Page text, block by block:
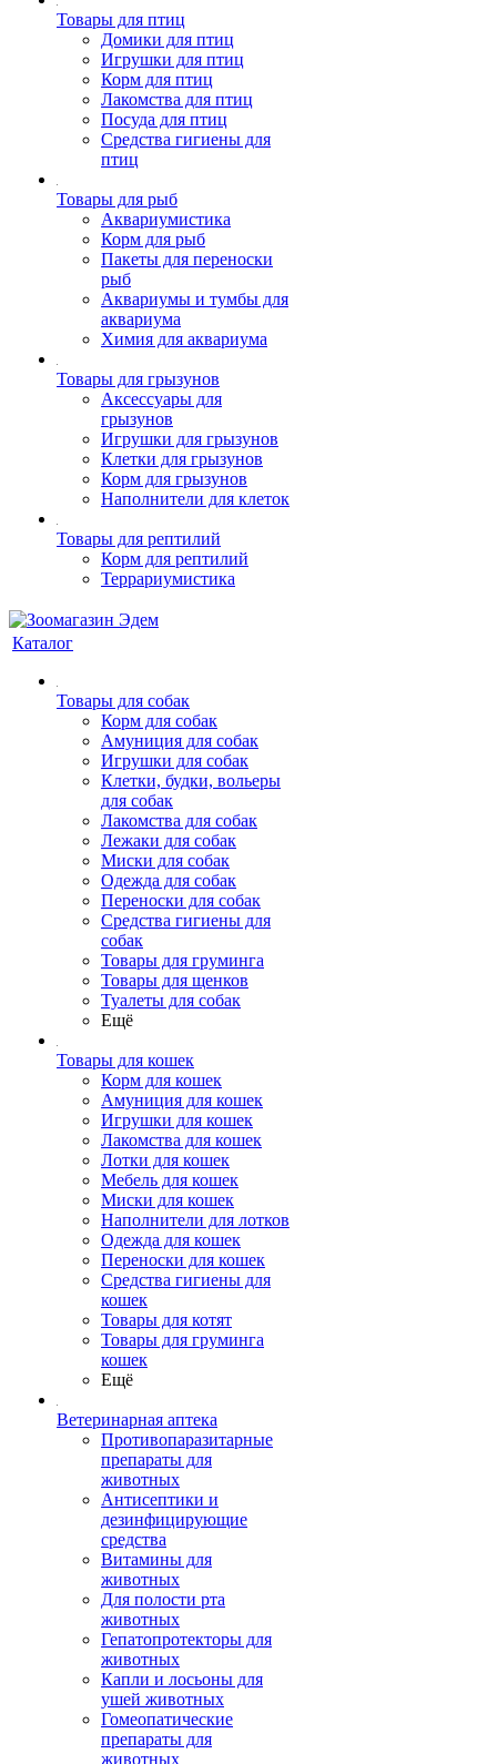
Товары для птиц
Домики для птиц
Игрушки для птиц
Корм для птиц
Лакомства для птиц
Посуда для птиц
Средства гигиены для
птиц
Товары для рыб
Аквариумистика
Корм для рыб
Пакеты для переноски
рыб
Аквариумы и тумбы для
аквариума
Химия для аквариума
Товары для грызунов
Аксессуары для
грызунов
Игрушки для грызунов
Клетки для грызунов
Корм для грызунов
Наполнители для клеток
Товары для рептилий
Корм для рептилий
Террариумистика
Каталог
Товары для собак
Корм для собак
Амуниция для собак
Игрушки для собак
Клетки, будки, вольеры
для собак
Лакомства для собак
Лежаки для собак
Миски для собак
Одежда для собак
Переноски для собак
Средства гигиены для
собак
Товары для груминга
Товары для щенков
Туалеты для собак
Ещё
Товары для кошек
Корм для кошек
Амуниция для кошек
Игрушки для кошек
Лакомства для кошек
Лотки для кошек
Мебель для кошек
Миски для кошек
Наполнители для лотков
Одежда для кошек
Переноски для кошек
Средства гигиены для
кошек
Товары для котят
Товары для груминга
кошек
Ещё
Ветеринарная аптека
Противопаразитарные
препараты для
животных
Антисептики и
дезинфицирующие
средства
Витамины для
животных
Для полости рта
животных
Гепатопротекторы для
животных
Капли и лосьоны для
ушей животных
Гомеопатические
препараты для
животных